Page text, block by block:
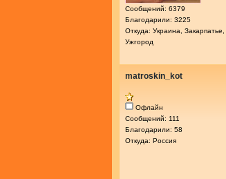
Сообщений: 6379
Благодарили: 3225
Откуда: Украина, Закарпатье,
Ужгород
matroskin_kot
Офлайн
Сообщений: 111
Благодарили: 58
Откуда: Россия